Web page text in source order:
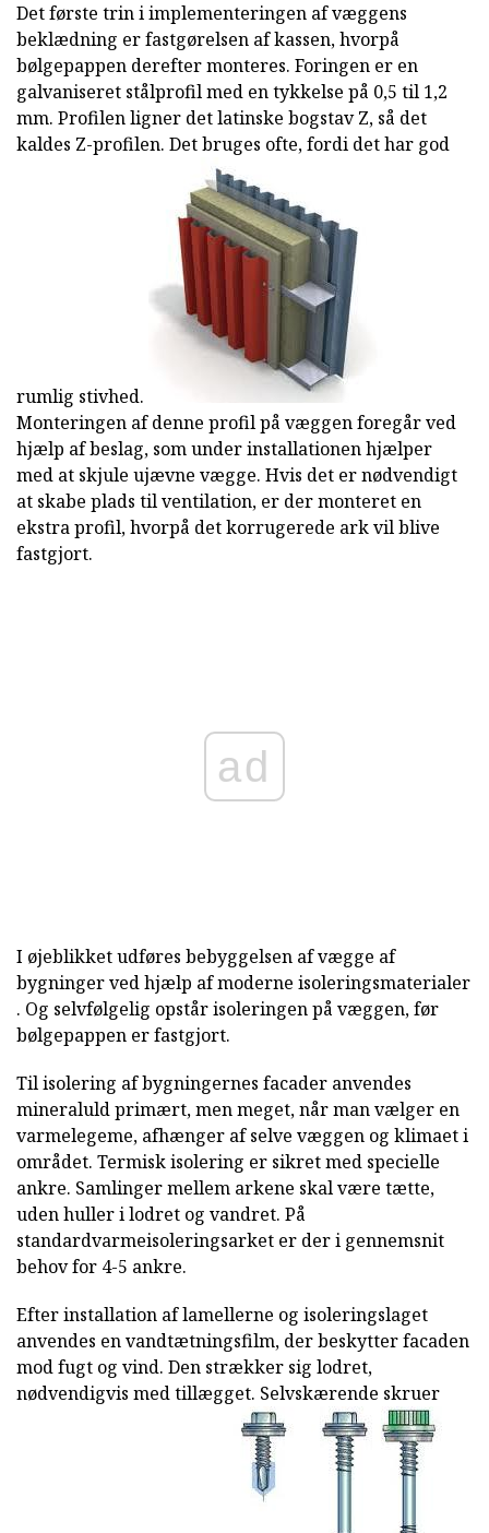
Det første trin i implementeringen af væggens
beklædning er fastgørelsen af kassen, hvorpå
bølgepappen derefter monteres. Foringen er en
galvaniseret stålprofil med en tykkelse på 0,5 til 1,2
mm. Profilen ligner det latinske bogstav Z, så det
kaldes Z-profilen. Det bruges ofte, fordi det har god
rumlig stivhed.
Monteringen af denne profil på væggen foregår ved
hjælp af beslag, som under installationen hjælper
med at skjule ujævne vægge. Hvis det er nødvendigt
at skabe plads til ventilation, er der monteret en
ekstra profil, hvorpå det korrugerede ark vil blive
fastgjort.
ad
I øjeblikket udføres bebyggelsen af vægge af
bygninger ved hjælp af moderne isoleringsmaterialer
. Og selvfølgelig opstår isoleringen på væggen, før
bølgepappen er fastgjort.
Til isolering af bygningernes facader anvendes
mineraluld primært, men meget, når man vælger en
varmelegeme, afhænger af selve væggen og klimaet i
området. Termisk isolering er sikret med specielle
ankre. Samlinger mellem arkene skal være tætte,
uden huller i lodret og vandret. På
standardvarmeisoleringsarket er der i gennemsnit
behov for 4-5 ankre.
Efter installation af lamellerne og isoleringslaget
anvendes en vandtætningsfilm, der beskytter facaden
mod fugt og vind. Den strækker sig lodret,
nødvendigvis med tillægget. Selvskærende skruer